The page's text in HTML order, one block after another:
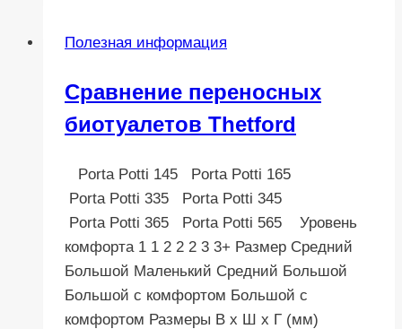
Полезная информация
Сравнение переносных
биотуалетов Thetford
Porta Potti 145 Porta Potti 165
Porta Potti 335 Porta Potti 345
Porta Potti 365 Porta Potti 565 Уровень
комфорта 1 1 2 2 2 3 3+ Размер Средний
Большой Маленький Средний Большой
Большой с комфортом Большой с
комфортом Размеры В x Ш x Г (мм)